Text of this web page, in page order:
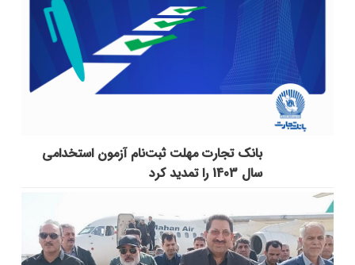
بانک تجارت مهلت ثبت‌نام آزمون استخدامی
سال 1403 را تمدید کرد